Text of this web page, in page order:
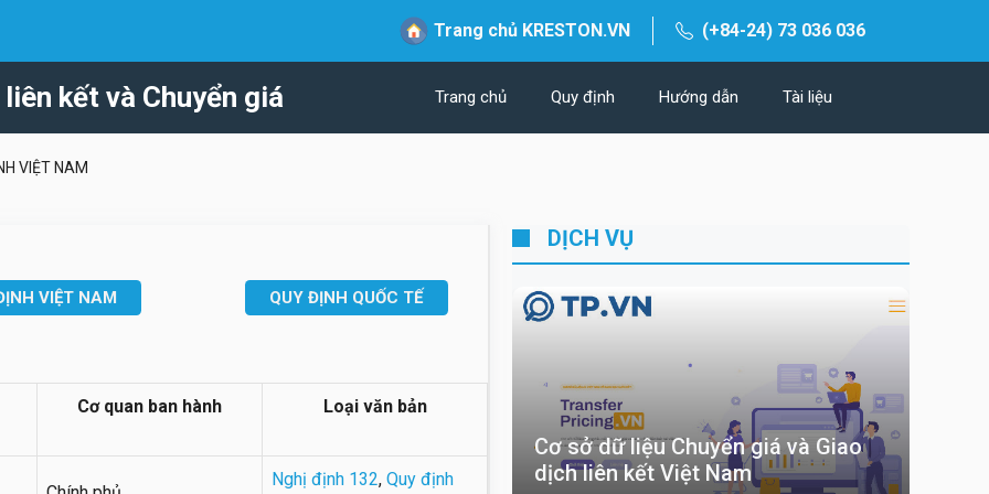
Trang chủ KRESTON.VN (+84-24) 73 036 036
kết và Chuyển giá Trang chủ Quy định Hướng dẫn Tài liệu
VIỆT NAM
VIỆT NAM QUY ĐỊNH QUỐC TẾ
Cơ quan ban hành Loại văn bản
Nghị định 132, Quy định
DỊCH VỤ
Cơ sở dữ liệu Chuyển giá và Giao
dịch liên kết Việt Nam